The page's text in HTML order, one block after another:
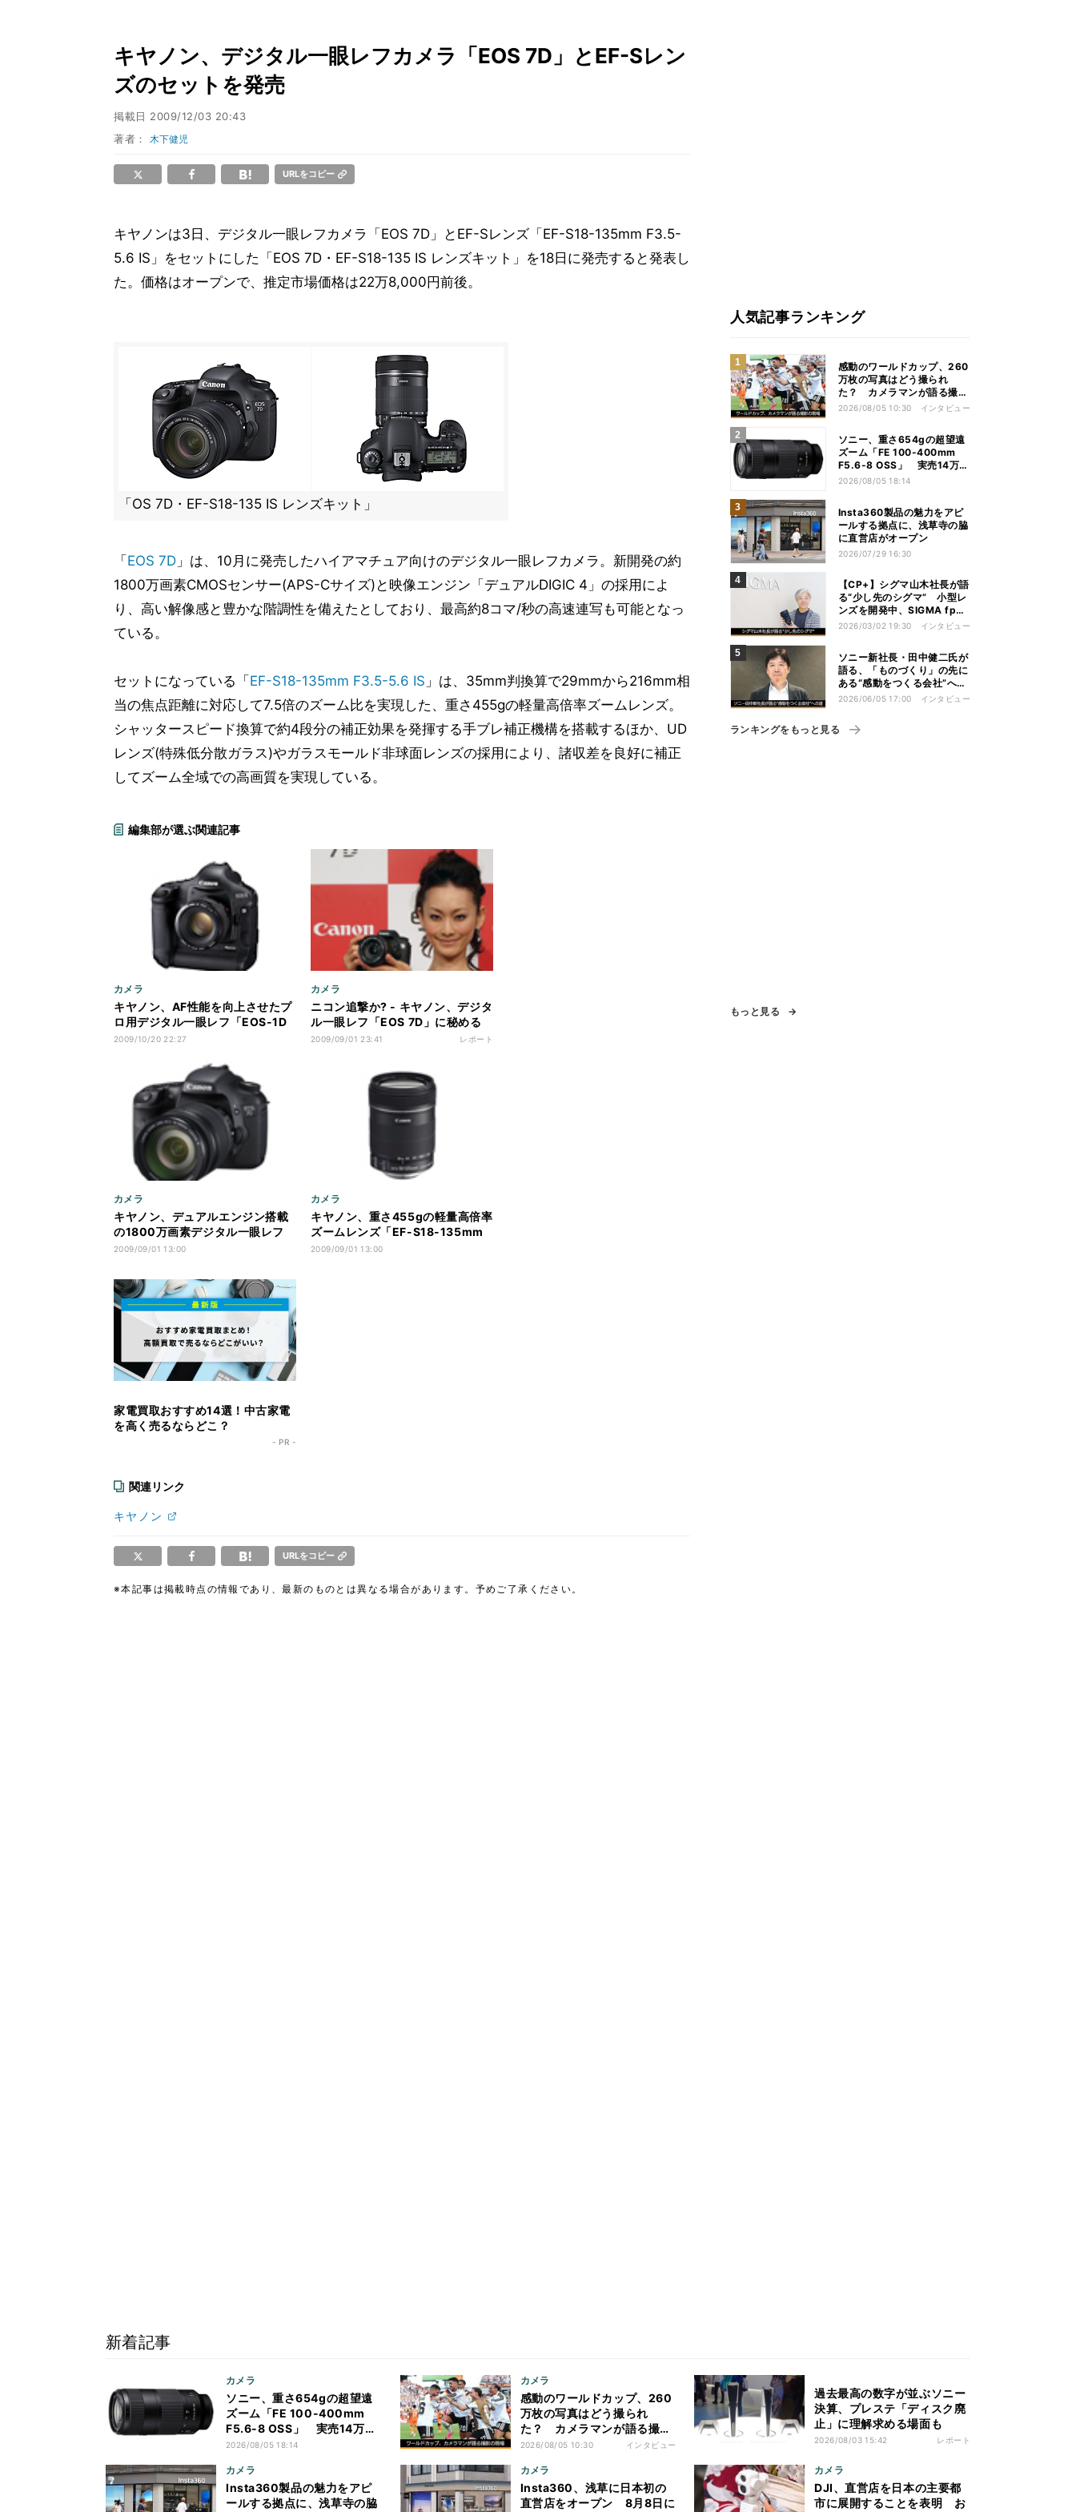
キヤノン、デジタル一眼レフカメラ「EOS 7D」とEF-Sレン
ズのセットを発売
掲載日 2009/12/03 20:43
著者： 木下健児
URLをコピー
キヤノンは3日、デジタル一眼レフカメラ「EOS 7D」とEF-Sレンズ「EF-S18-135mm F3.5-
5.6 IS」をセットにした「EOS 7D・EF-S18-135 IS レンズキット」を18日に発売すると発表し
た。価格はオープンで、推定市場価格は22万8,000円前後。
「OS 7D・EF-S18-135 IS レンズキット」
「 EOS 7D 」は、10月に発売したハイアマチュア向けのデジタル一眼レフカメラ。新開発の約
1800万画素CMOSセンサー(APS-Cサイズ)と映像エンジン「デュアルDIGIC 4」の採用によ
り、高い解像感と豊かな階調性を備えたとしており、最高約8コマ/秒の高速連写も可能となっ
ている。
セットになっている「 EF-S18-135mm F3.5-5.6 IS 」は、35mm判換算で29mmから216mm相
当の焦点距離に対応して7.5倍のズーム比を実現した、重さ455gの軽量高倍率ズームレンズ。
シャッタースピード換算で約4段分の補正効果を発揮する手ブレ補正機構を搭載するほか、UD
レンズ(特殊低分散ガラス)やガラスモールド非球面レンズの採用により、諸収差を良好に補正
してズーム全域での高画質を実現している。
編集部が選ぶ関連記事
カメラ
キヤノン、AF性能を向上させたプ
ロ用デジタル一眼レフ「EOS-1D
Mark IV」
2009/10/20 22:27
カメラ
ニコン追撃か? - キヤノン、デジタ
ル一眼レフ「EOS 7D」に秘める
野望
2009/09/01 23:41 レポート
カメラ
キヤノン、デュアルエンジン搭載
の1800万画素デジタル一眼レフ
「EOS 7D」
2009/09/01 13:00
カメラ
キヤノン、重さ455gの軽量高倍率
ズームレンズ「EF-S18-135mm
F3.5-5.6 IS」
2009/09/01 13:00
家電買取おすすめ14選！中古家電
を高く売るならどこ？
- PR -
関連リンク
キヤノン
URLをコピー
※本記事は掲載時点の情報であり、最新のものとは異なる場合があります。予めご了承ください。
人気記事ランキング
感動のワールドカップ、260
万枚の写真はどう撮られ
た？ カメラマンが語る撮影
の現場
2026/08/05 10:30 インタビュー
ソニー、重さ654gの超望遠
ズーム「FE 100-400mm
F5.6-8 OSS」 実売14万円
前後
2026/08/05 18:14
Insta360製品の魅力をアピ
ールする拠点に、浅草寺の脇
に直営店がオープン
2026/07/29 16:30
【CP+】シグマ山木社長が語
る“少し先のシグマ” 小型レ
ンズを開発中、SIGMA fpは
継続、フルサイズFoveonは
2026/03/02 19:30 インタビュー
ソニー新社長・田中健二氏が
語る、「ものづくり」の先に
ある“感動をつくる会社”への
道
2026/06/05 17:00 インタビュー
ランキングをもっと見る
もっと見る
新着記事
カメラ
ソニー、重さ654gの超望遠
ズーム「FE 100-400mm
F5.6-8 OSS」 実売14万円
前後
2026/08/05 18:14
カメラ
感動のワールドカップ、260
万枚の写真はどう撮られ
た？ カメラマンが語る撮影
の現場
2026/08/05 10:30 インタビュー
過去最高の数字が並ぶソニー
決算、プレステ「ディスク廃
止」に理解求める場面も
2026/08/03 15:42 レポート
カメラ
Insta360製品の魅力をアピ
ールする拠点に、浅草寺の脇
カメラ
Insta360、浅草に日本初の
直営店をオープン 8月8日に
カメラ
DJI、直営店を日本の主要都
市に展開することを表明 お